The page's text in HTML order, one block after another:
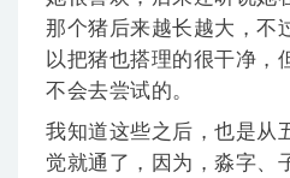
那个猪后来越长越大，不
以把猪也搭理的很干净，
不会去尝试的。
我知道这些之后，也是从
觉就通了，因为，淼字、